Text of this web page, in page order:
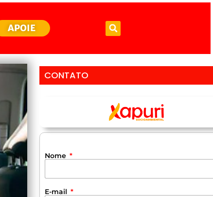
APOIE
CONTATO
Nome
E-mail